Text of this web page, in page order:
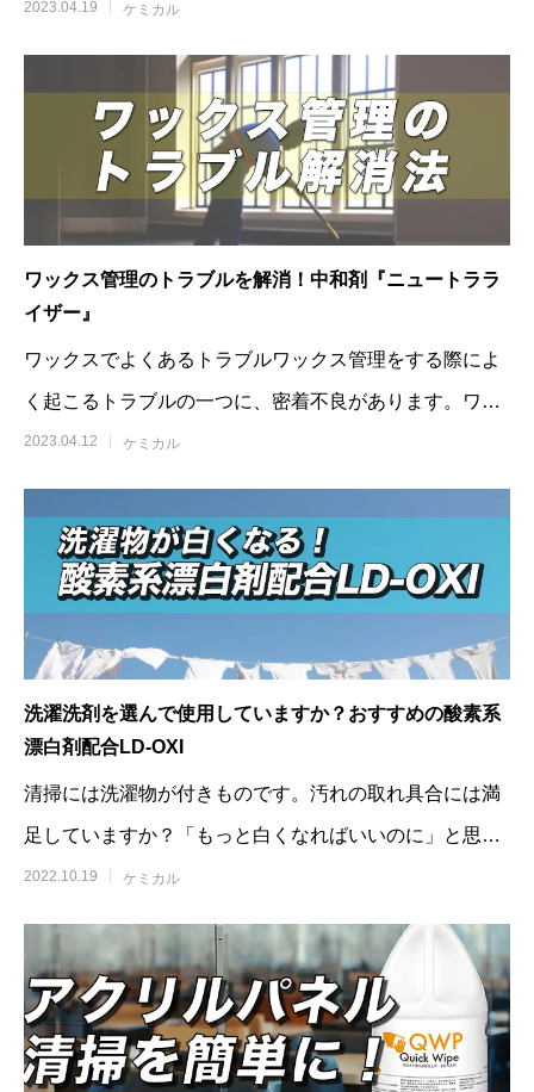
あります。家の浴室で
2023.04.19 ケミカル
ワックス管理のトラブルを解消！中和剤『ニュートララ
イザー』
ワックスでよくあるトラブルワックス管理をする際によ
く起こるトラブルの一つに、密着不良があります。ワッ
クスが十分に床へ密着していないため、
2023.04.12 ケミカル
洗濯洗剤を選んで使用していますか？おすすめの酸素系
漂白剤配合LD-OXI
清掃には洗濯物が付きものです。汚れの取れ具合には満
足していますか？「もっと白くなればいいのに」と思っ
ている方もおられると思います。今
2022.10.19 ケミカル